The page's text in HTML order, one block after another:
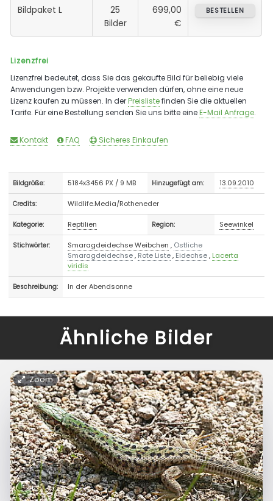
Bildpaket L
25
Bilder
699,00
€
BESTELLEN
Lizenzfrei
Lizenzfrei bedeutet, dass Sie das gekaufte Bild für beliebig viele
Anwendungen bzw. Projekte verwenden dürfen, ohne eine neue
Lizenz kaufen zu müssen. In derPreislistefinden Sie die aktuellen
Tarife. Für eine Bestellung senden Sie uns bitte eineE-Mail Anfrage.
Kontakt FAQ Sicheres Einkaufen
Bildgröße: 5184x3456 PX / 9 MB Hinzugefügt am: 13.09.2010
Credits: Wildlife.Media/Rotheneder
Kategorie: Reptilien Region: Seewinkel
Stichwörter: Smaragdeidechse Weibchen , Östliche
Smaragdeidechse, Rote Liste, Eidechse, Lacerta
viridis
Beschreibung: In der Abendsonne
Ähnliche Bilder
Zoom